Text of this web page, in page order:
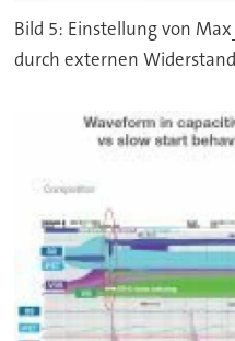
Bild 5: Einstellung von
durch externen